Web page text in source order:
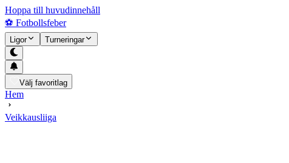
Hoppa till huvudinnehåll
⚽ Fotbollsfeber
Ligor Turneringar
Välj favoritlag
Hem
Veikkausliiga